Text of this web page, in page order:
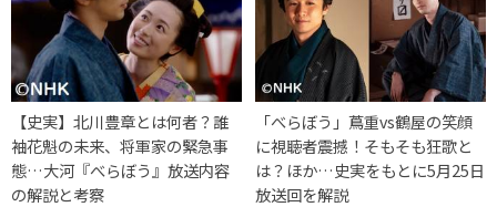
【史実】北川豊章とは何者？誰
袖花魁の未来、将軍家の緊急事
態…大河『べらぼう』放送内容
の解説と考察
「べらぼう」蔦重vs鶴屋の笑顔
に視聴者震撼！そもそも狂歌と
は？ほか…史実をもとに5月25日
放送回を解説